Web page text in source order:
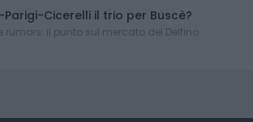
Parigi-Cicerelli il trio per Buscè?
rumors: il punto sul mercato del Delfino